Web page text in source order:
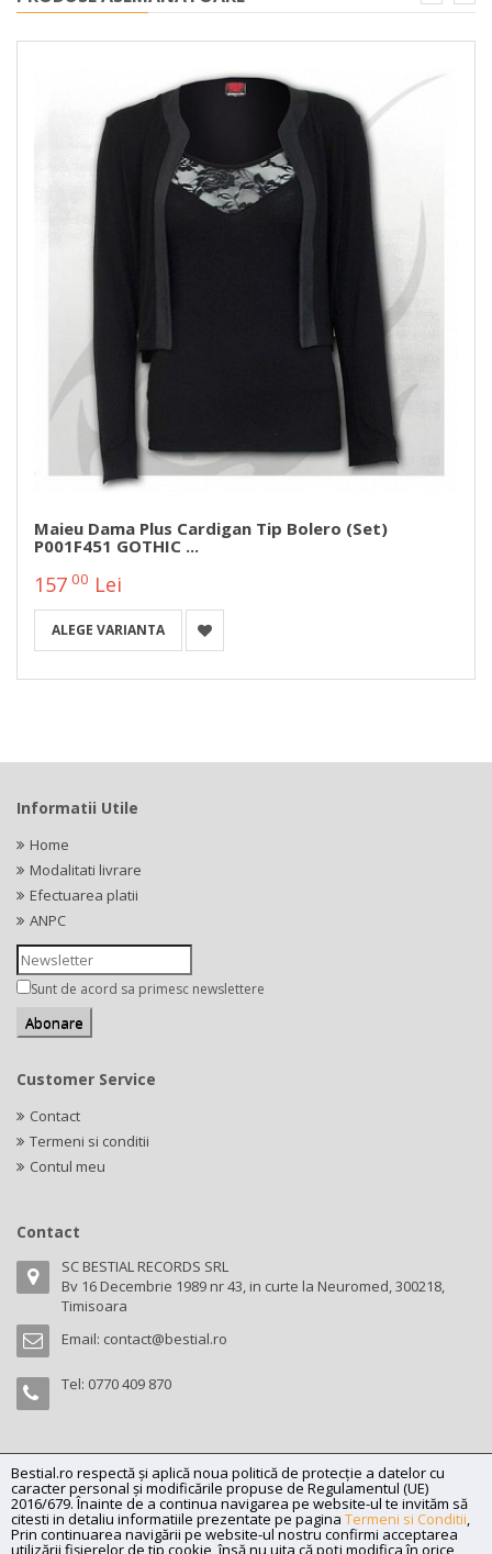
Maieu Dama Plus Cardigan Tip Bolero (set)
P001F451 GOTHIC ...
157 00 Lei
ALEGE VARIANTA
Bestial.ro respectă și aplică noua politică de protecție a datelor cu
caracter personal și modificările propuse de Regulamentul (UE)
2016/679. Înainte de a continua navigarea pe website-ul te invităm să
citesti in detaliu informatiile prezentate pe pagina Termeni si Conditii,
Prin continuarea navigării pe website-ul nostru confirmi acceptarea
utilizării fişierelor de tip cookie, însă nu uita că poți modifica în orice
Informatii Utile
Home
Modalitati livrare
Efectuarea platii
ANPC
Sunt de acord sa primesc newslettere
Customer Service
Contact
Termeni si conditii
Contul meu
Contact
SC BESTIAL RECORDS SRL
Bv 16 Decembrie 1989 nr 43, in curte la Neuromed, 300218,
Timisoara
Email: contact@bestial.ro
Tel: 0770 409 870
Copyright (C) 2026bestial.ro -All rights reserved.
SC BESTIAL RECORDS SRL, Nr. R.C.: J35/345/2005, C.U.I.: RO17197870,
Adresa: Bv 16 Decembrie 1989 nr 43, in curte la Neuromed, 300218,
Timisoara